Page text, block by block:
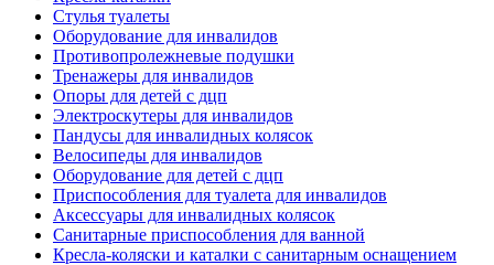
Стулья туалеты
Оборудование для инвалидов
Противопролежневые подушки
Тренажеры для инвалидов
Опоры для детей с дцп
Электроскутеры для инвалидов
Пандусы для инвалидных колясок
Велосипеды для инвалидов
Оборудование для детей с дцп
Приспособления для туалета для инвалидов
Аксессуары для инвалидных колясок
Санитарные приспособления для ванной
Кресла-коляски и каталки с санитарным оснащением